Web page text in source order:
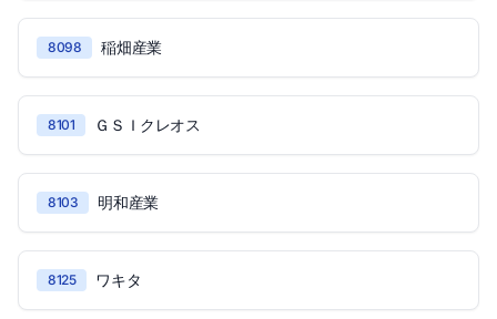
8098 稲畑産業
8101 ＧＳＩクレオス
8103 明和産業
8125 ワキタ